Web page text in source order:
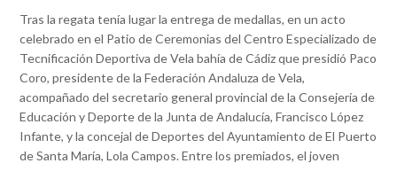
Tras la regata tenía lugar la entrega de medallas, en un acto
celebrado en el Patio de Ceremonias del Centro Especializado de
Tecnificación Deportiva de Vela bahía de Cádiz que presidió Paco
Coro, presidente de la Federación Andaluza de Vela,
acompañado del secretario general provincial de la Consejería de
Educación y Deporte de la Junta de Andalucía, Francisco López
Infante, y la concejal de Deportes del Ayuntamiento de El Puerto
de Santa María, Lola Campos. Entre los premiados, el joven